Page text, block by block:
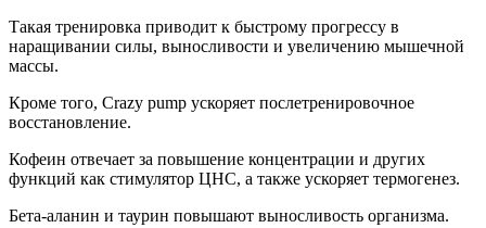
Такая тренировка приводит к быстрому прогрессу в
наращивании силы, выносливости и увеличению мышечной
массы.
Кроме того, Crazy pump ускоряет послетренировочное
восстановление.
Кофеин отвечает за повышение концентрации и других
функций как стимулятор ЦНС, а также ускоряет термогенез.
Бета-аланин и таурин повышают выносливость организма.